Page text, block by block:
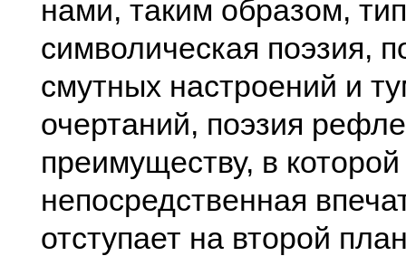
нами, таким образом,
символическая поэзия,
смутных настроений и
очертаний, поэзия
преимуществу, в
непосредственная
отступает на второй